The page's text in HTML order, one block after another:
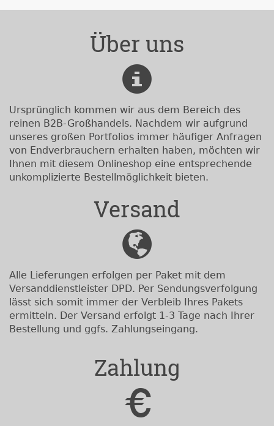
Über uns
Ursprünglich kommen wir aus dem Bereich des
reinen B2B-Großhandels. Nachdem wir aufgrund
unseres großen Portfolios immer häufiger Anfragen
von Endverbrauchern erhalten haben, möchten wir
Ihnen mit diesem Onlineshop eine entsprechende
unkomplizierte Bestellmöglichkeit bieten.
Versand
Alle Lieferungen erfolgen per Paket mit dem
Versanddienstleister DPD. Per Sendungsverfolgung
lässt sich somit immer der Verbleib Ihres Pakets
ermitteln. Der Versand erfolgt 1-3 Tage nach Ihrer
Bestellung und ggfs. Zahlungseingang.
Zahlung